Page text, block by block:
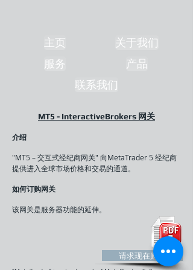
主页
关于我们
服务
产品
联系我们
MT5 - InteractiveBrokers 网关
介绍
"MT5 – 交互式经纪商网关" 向MetaTrader 5 经纪商
提供进入全球市场价格和交易的通道。
如何订购网关
该网关是服务器功能的延伸。
请求现在购买